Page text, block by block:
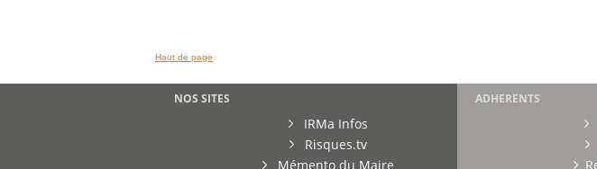
Haut de page
NOS SITES
IRMa Infos
Risques.tv
Mémento du Maire
ADHERENTS